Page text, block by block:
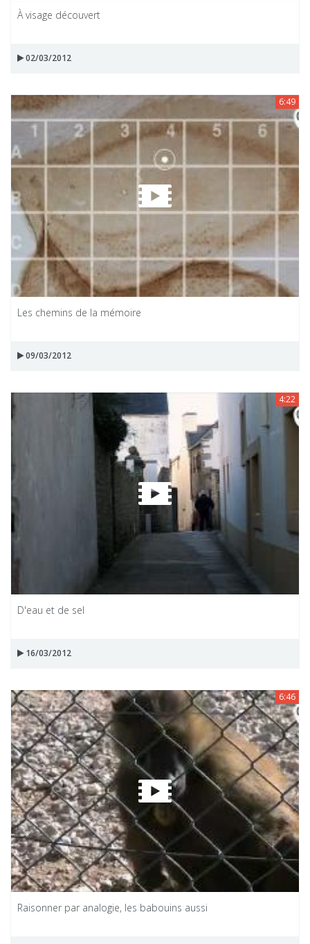
À visage découvert
02/03/2012
6:49
Les chemins de la mémoire
09/03/2012
4:22
D'eau et de sel
16/03/2012
6:46
Raisonner par analogie, les babouins aussi